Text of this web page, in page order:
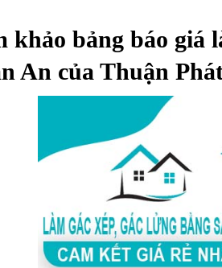
khảo bảng báo giá
An của Thuận